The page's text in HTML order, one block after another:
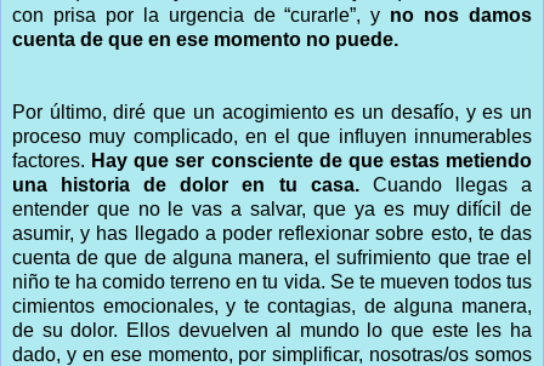
con prisa por la urgencia de “curarle”, y no nos damos
cuenta de que en ese momento no puede.
Por último, diré que un acogimiento es un desafío, y es un
proceso muy complicado, en el que influyen innumerables
factores. Hay que ser consciente de que estas metiendo
una historia de dolor en tu casa.Cuando llegas a
entender que no le vas a salvar, que ya es muy difícil de
asumir, y has llegado a poder reflexionar sobre esto, te das
cuenta de que de alguna manera, el sufrimiento que trae el
niño te ha comido terreno en tu vida. Se te mueven todos tus
cimientos emocionales, y te contagias, de alguna manera,
de su dolor. Ellos devuelven al mundo lo que este les ha
dado, y en ese momento, por simplificar, nosotras/os somos